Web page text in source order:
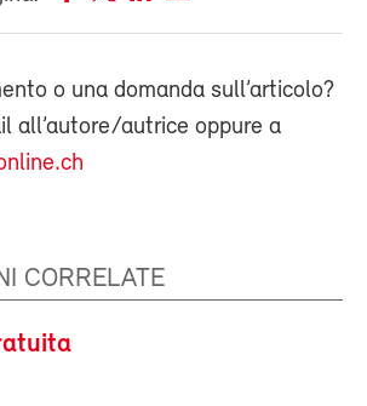
o una domanda sull’articolo?
all’autore/autrice oppure a
CORRELATE